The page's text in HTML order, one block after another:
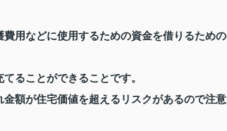
用などに使用するための資金を借りるための
ることができることです。
額が住宅価値を超えるリスクがあるので注意